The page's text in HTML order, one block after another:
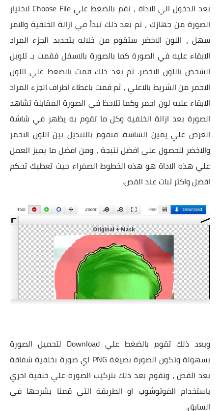
بعد الدخول الي الاداة ، تقم بالضغط علي Choose File لاختيار
الصورة من جهازك ، ثم بعد ذلك تبدأ في ازالة الخلفية والامر
سهل ، اللون الاخضر ستقوم من خلاله بتحديد الجزء المراد
الابقاء عليه في الصورة كما بالصورة بالاسفل فقمت بـ تلوين
الشخص باللون الاخضر. ثم بعد ذلك قمت بالضغط علي اللون
الاحمر من الشريط بالاعلي ، ثم قمت باعطاء اطراف الجزء المراد
الابقاء عليه لون احمر وكما تلاحظ في الصورة المقابلة تشاهد
الصورة بعد ازالة الخلفية وكل ما تقوم به يظهر في شاشة
العرض علي يمين الشاشة. فتقوم بالتبديل بين اللون الاحمر
والاخضر للحصول علي افضل نتيجة ، ومن افضل ما يميز العمل
علي هذه الاداة هو هذه الخطوط الصفراء حيث تعطيك تحكم
افضل واكثر ثبات عند القص.
وبعد ذلك تقوم بالضغط علي Download لتحميل الصورة
بسهولة وتكون الصورة بصيغة PNG اي صورة بخلفية شفافة
بعد القص ، وتقوم بعد ذلك بتركيب الصورة علي خلفية اخري
باستخدام الفوتوشوب او الطريقة التي قمنا بشرحها في
السابق.